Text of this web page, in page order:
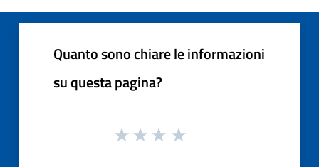
Quanto sono chiare le informazioni
su questa pagina?